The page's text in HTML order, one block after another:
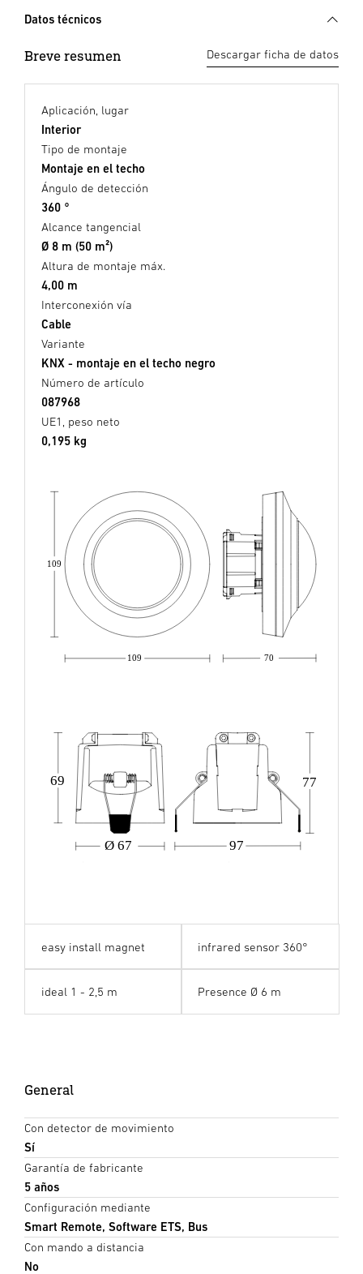
Datos técnicos
Breve resumen Descargar ficha de datos
Aplicación, lugar
Interior
Tipo de montaje
Montaje en el techo
Ángulo de detección
360 °
Alcance tangencial
Ø 8 m (50 m²)
Altura de montaje máx.
4,00 m
Interconexión vía
Cable
Variante
KNX - montaje en el techo negro
Número de artículo
087968
UE1, peso neto
0,195 kg
70
109
109
Ø 67 97
69 77
easy install magnet infrared sensor 360°
ideal 1 - 2,5 m Presence Ø 6 m
General
Con detector de movimiento
Sí
Garantía de fabricante
5 años
Configuración mediante
Smart Remote, Software ETS, Bus
Con mando a distancia
No